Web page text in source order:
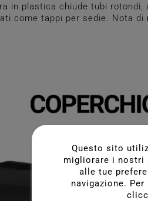
in plastica chiude tubi
come tappi per sedie. Nota
Questo sito
migliorare i nostri
alle tue
navigazione.